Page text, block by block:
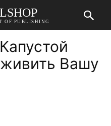
OF PUBLISHING
Вашу